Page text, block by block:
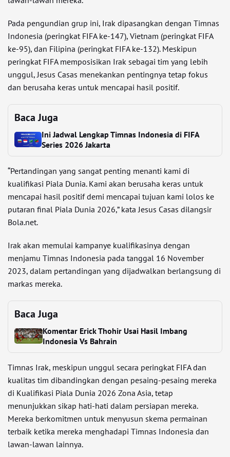
Pada pengundian grup ini, Irak dipasangkan dengan Timnas
Indonesia (peringkat FIFA ke-147), Vietnam (peringkat FIFA
ke-95), dan Filipina (peringkat FIFA ke-132). Meskipun
peringkat FIFA memposisikan Irak sebagai tim yang lebih
unggul, Jesus Casas menekankan pentingnya tetap fokus
dan berusaha keras untuk mencapai hasil positif.
Baca Juga
Ini Jadwal Lengkap Timnas Indonesia di FIFA
Series 2026 Jakarta
“Pertandingan yang sangat penting menanti kami di
kualifikasi Piala Dunia. Kami akan berusaha keras untuk
mencapai hasil positif demi mencapai tujuan kami lolos ke
putaran final Piala Dunia 2026,” kata Jesus Casas dilangsir
Bola.net.
Irak akan memulai kampanye kualifikasinya dengan
menjamu Timnas Indonesia pada tanggal 16 November
2023, dalam pertandingan yang dijadwalkan berlangsung di
markas mereka.
Baca Juga
Komentar Erick Thohir Usai Hasil Imbang
Indonesia Vs Bahrain
Timnas Irak, meskipun unggul secara peringkat FIFA dan
kualitas tim dibandingkan dengan pesaing-pesaing mereka
di Kualifikasi Piala Dunia 2026 Zona Asia, tetap
menunjukkan sikap hati-hati dalam persiapan mereka.
Mereka berkomitmen untuk menyusun skema permainan
terbaik ketika mereka menghadapi Timnas Indonesia dan
lawan-lawan lainnya.